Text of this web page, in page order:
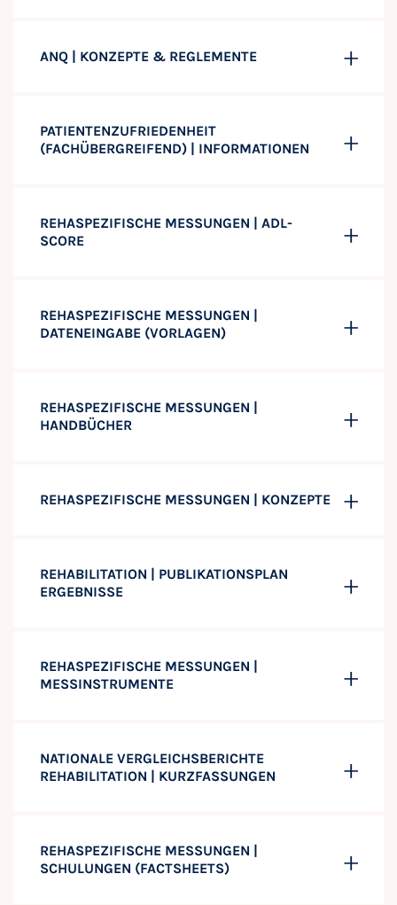
ANQ | KONZEPTE & REGLEMENTE
PATIENTENZUFRIEDENHEIT
(FACHÜBERGREIFEND) | INFORMATIONEN
REHASPEZIFISCHE MESSUNGEN | ADL-
SCORE
REHASPEZIFISCHE MESSUNGEN |
DATENEINGABE (VORLAGEN)
REHASPEZIFISCHE MESSUNGEN |
HANDBÜCHER
REHASPEZIFISCHE MESSUNGEN | KONZEPTE
REHABILITATION | PUBLIKATIONSPLAN
ERGEBNISSE
REHASPEZIFISCHE MESSUNGEN |
MESSINSTRUMENTE
NATIONALE VERGLEICHSBERICHTE
REHABILITATION | KURZFASSUNGEN
REHASPEZIFISCHE MESSUNGEN |
SCHULUNGEN (FACTSHEETS)